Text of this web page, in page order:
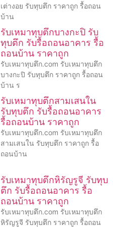
เต่างอย รับทุบตึก ราคาถูก รื้อถอน
บ้าน
รับเหมาทุบตึกบางกะปิ รับ
ทุบตึก รับรื้อถอนอาคาร รื้อ
ถอนบ้าน ราคาถูก
รับเหมาทุบตึก.com รับเหมาทุบตึก
บางกะปิ รับทุบตึก ราคาถูก รื้อถอน
บ้าน ร
รับเหมาทุบตึกสามเสนใน
รับทุบตึก รับรื้อถอนอาคาร
รื้อถอนบ้าน ราคาถูก
รับเหมาทุบตึก.com รับเหมาทุบตึก
สามเสนใน รับทุบตึก ราคาถูก รื้อ
ถอนบ้าน
รับเหมาทุบตึกหิรัญรูจี รับทุบ
ตึก รับรื้อถอนอาคาร รื้อ
ถอนบ้าน ราคาถูก
รับเหมาทุบตึก.com รับเหมาทุบตึก
หิรัญรูจี รับทุบตึก ราคาถูก รื้อถอน